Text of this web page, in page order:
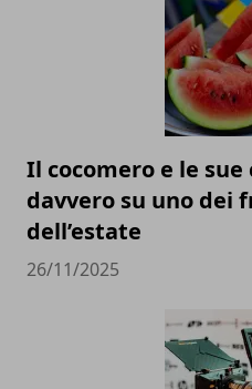
Il cocomero e le sue
davvero su uno dei
dell’estate
26/11/2025